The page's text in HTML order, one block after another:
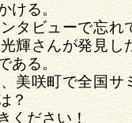
ける。
タビューで忘れ
輝さんが発見し
ある。
美咲町で全国サ
？
ください！